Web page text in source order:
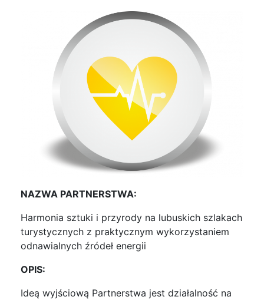
NAZWA PARTNERSTWA:
Harmonia sztuki i przyrody na lubuskich szlakach
turystycznych z praktycznym wykorzystaniem
odnawialnych źródeł energii
OPIS:
Ideą wyjściową Partnerstwa jest działalność na